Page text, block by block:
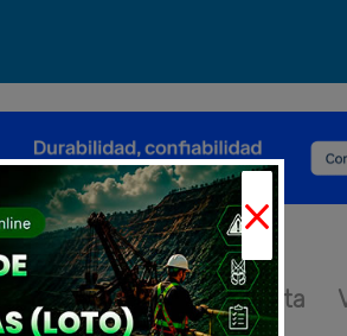
Eventos Entrevista
×